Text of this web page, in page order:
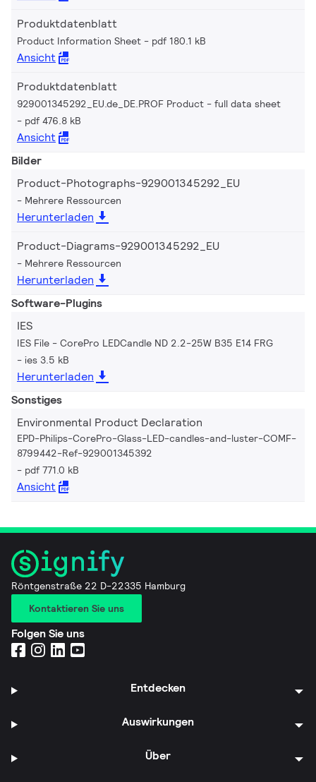
Produktdatenblatt
Product Information Sheet pdf 180.1 kB
Ansicht
Produktdatenblatt
929001345292_EU.de_DE.PROF Product - full data sheet
pdf 476.8 kB
Ansicht
Bilder
Product-Photographs-929001345292_EU
Mehrere Ressourcen
Herunterladen
Product-Diagrams-929001345292_EU
Mehrere Ressourcen
Herunterladen
Software-Plugins
IES
IES File - CorePro LEDCandle ND 2.2-25W B35 E14 FRG
ies 3.5 kB
Herunterladen
Sonstiges
Environmental Product Declaration
EPD-Philips-CorePro-Glass-LED-candles-and-luster-COMF-
8799442-Ref-929001345392
pdf 771.0 kB
Ansicht
Röntgenstraße 22 D-22335 Hamburg
Kontaktieren Sie uns
Folgen Sie uns
Entdecken
Auswirkungen
Über